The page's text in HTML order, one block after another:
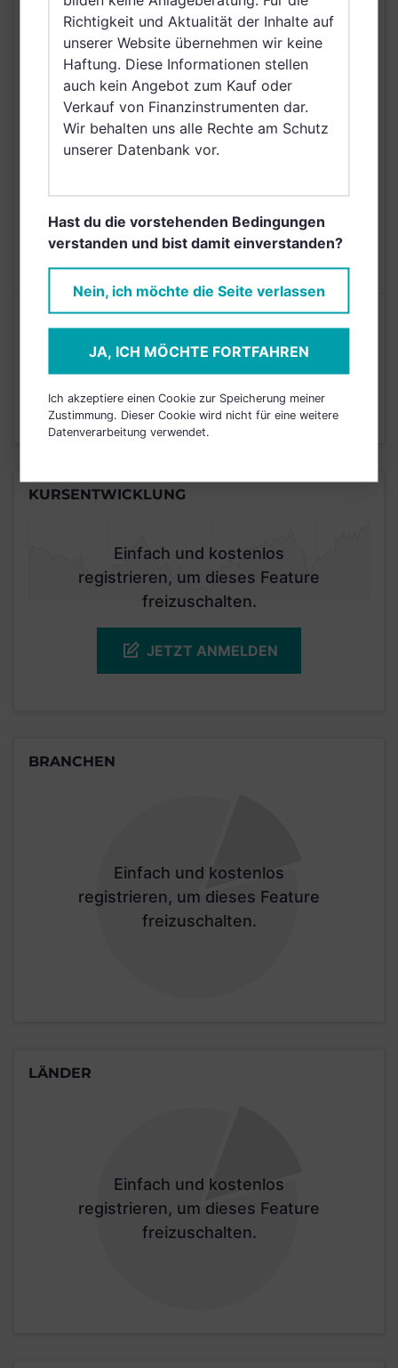
Belgien, Taiwan
(Provinz Chinas),
Netherlands (Kingdom
of the), Norwegen,
Vereinigte Arabische
Emirate, Singapur,
Griechenland, Zypern,
AUSGABEAUFSCHLAG 5,00%
MAX. LAUFENDE
KOSTEN
Risikoeinstufung laut Anbieter (KID)
1 2 3 4 5 6 7
Stand 30.09.2020
KURSENTWICKLUNG
Einfach und kostenlos
registrieren, um dieses Feature
freizuschalten.
JETZT ANMELDEN
BRANCHEN
Einfach und kostenlos
registrieren, um dieses Feature
freizuschalten.
LÄNDER
Einfach und kostenlos
registrieren, um dieses Feature
freizuschalten.
Richtigkeit und Aktualität der Inhalte auf
unserer Website übernehmen wir keine
Haftung. Diese Informationen stellen
auch kein Angebot zum Kauf oder
Verkauf von Finanzinstrumenten dar.
Wir behalten uns alle Rechte am Schutz
unserer Datenbank vor.
Hast du die vorstehenden Bedingungen
verstanden und bist damit einverstanden?
Nein, ich möchte die Seite verlassen
JA, ICH MÖCHTE FORTFAHREN
Ich akzeptiere einen Cookie zur Speicherung meiner
Zustimmung. Dieser Cookie wird nicht für eine weitere
Datenverarbeitung verwendet.